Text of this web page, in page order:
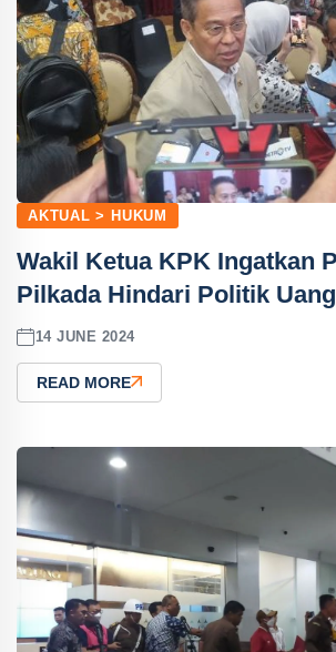
AKTUAL > HUKUM
Wakil Ketua KPK Ingatkan
Pilkada Hindari Politik Uang
14 JUNE 2024
READ MORE